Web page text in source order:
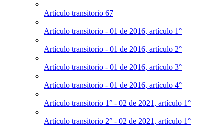
Artículo transitorio 67
Artículo transitorio - 01 de 2016, artículo 1°
Artículo transitorio - 01 de 2016, artículo 2°
Artículo transitorio - 01 de 2016, artículo 3°
Artículo transitorio - 01 de 2016, artículo 4°
Artículo transitorio 1° - 02 de 2021, artículo 1°
Artículo transitorio 2° - 02 de 2021, artículo 1°